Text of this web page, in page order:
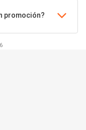
promoción?